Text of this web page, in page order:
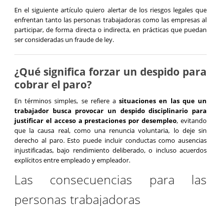
En el siguiente artículo quiero alertar de los riesgos legales que
enfrentan tanto las personas trabajadoras como las empresas al
participar, de forma directa o indirecta, en prácticas que puedan
ser consideradas un fraude de ley.
¿Qué significa forzar un despido para
cobrar el paro?
En términos simples, se refiere asituaciones en las que un
trabajador busca provocar un despido disciplinario para
justificar el acceso a prestaciones por desempleo, evitando
que la causa real, como una renuncia voluntaria, lo deje sin
derecho al paro. Esto puede incluir conductas como ausencias
injustificadas, bajo rendimiento deliberado, o incluso acuerdos
explícitos entre empleado y empleador.
Las consecuencias para las
personas trabajadoras